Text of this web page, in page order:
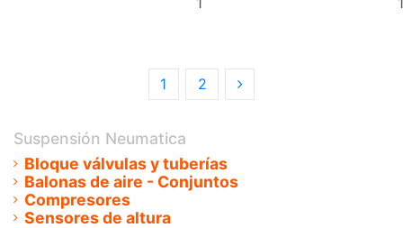
1 2
Suspensión Neumatica
Bloque válvulas y tuberías
Balonas de aire - Conjuntos
Compresores
Sensores de altura